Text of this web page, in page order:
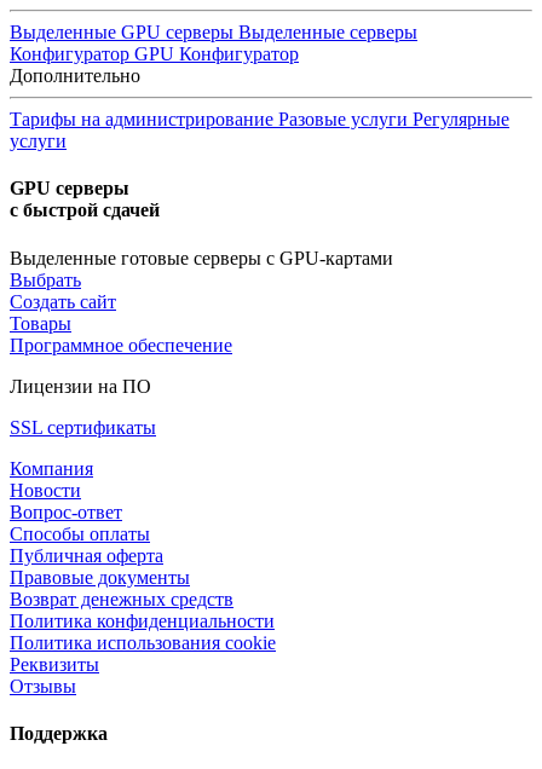
Выделенные GPU серверы Выделенные серверы
Конфигуратор GPU Конфигуратор
Дополнительно
Тарифы на администрирование Разовые услуги Регулярные
услуги
GPU серверы
с быстрой сдачей
Выделенные готовые серверы с GPU-картами
Выбрать
Создать сайт
Товары
Программное обеспечение
Лицензии на ПО
SSL сертификаты
Компания
Новости
Вопрос-ответ
Способы оплаты
Публичная оферта
Правовые документы
Возврат денежных средств
Политика конфиденциальности
Политика использования cookie
Реквизиты
Отзывы
Поддержка